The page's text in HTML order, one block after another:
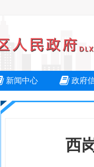
新闻中心 政府
西